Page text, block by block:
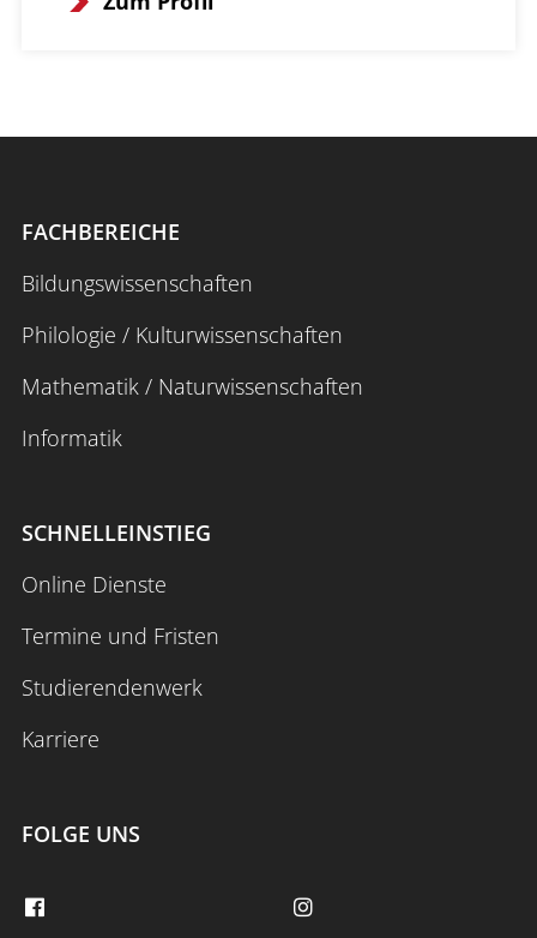
FACHBEREICHE
Bildungswissenschaften
Philologie / Kulturwissenschaften
Mathematik / Naturwissenschaften
Informatik
SCHNELLEINSTIEG
Online Dienste
Termine und Fristen
Studierendenwerk
Karriere
FOLGE UNS